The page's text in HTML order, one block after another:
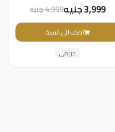
3,999 جنيه 4,999 جنيه
اضف الى السلة
حريمى